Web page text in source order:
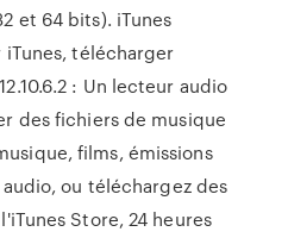
et 64 bits). iTunes
iTunes, télécharger
: Un lecteur audio
des fichiers de musique
films, émissions
ou téléchargez des
Store, 24 heures